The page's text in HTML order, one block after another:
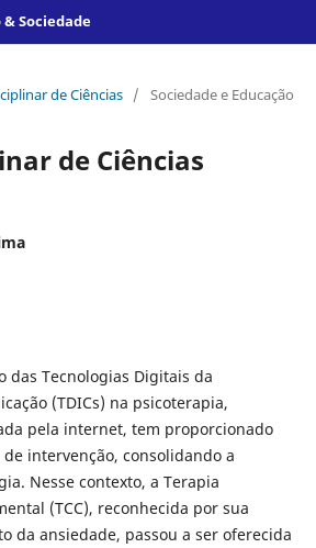
Sociedade
de Ciências / Sociedade e Educação
de Ciências
das Tecnologias Digitais da
(TDICs) na psicoterapia,
pela internet, tem proporcionado
intervenção, consolidando a
Nesse contexto, a Terapia
(TCC), reconhecida por sua
da ansiedade, passou a ser oferecida